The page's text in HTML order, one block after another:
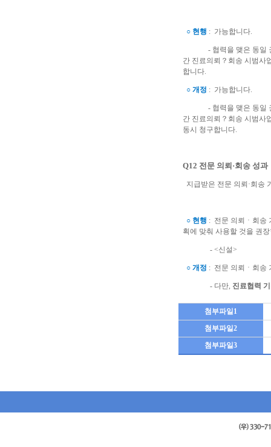
○ 현행 : 가능합니다.
- 협력을 맺은 동일 권역
간 진료의뢰？회송 시범사
합니다.
○ 개정 : 가능합니다.
- 협력을 맺은 동일 권역
간 진료의뢰？회송 시범사
동시 청구합니다.
Q12 전문 의뢰·회송 성과
지급받은 전문 의뢰·회송
○ 현행 : 전문 의뢰ㆍ회송
획에 맞춰 사용할 것을 권
- <신설>
○ 개정 : 전문 의뢰ㆍ회송
- 다만, 진료협력
첨부파일1
첨부파일2
첨부파일3